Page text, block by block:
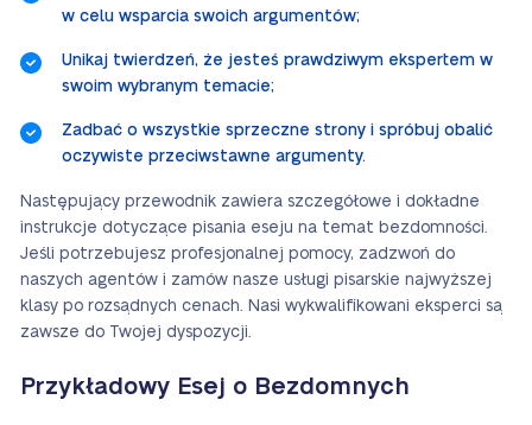
w celu wsparcia swoich argumentów;
Unikaj twierdzeń, że jesteś prawdziwym ekspertem w
swoim wybranym temacie;
Zadbać o wszystkie sprzeczne strony i spróbuj obalić
oczywiste przeciwstawne argumenty.
Następujący przewodnik zawiera szczegółowe i dokładne
instrukcje dotyczące pisania eseju na temat bezdomności.
Jeśli potrzebujesz profesjonalnej pomocy, zadzwoń do
naszych agentów i zamów nasze usługi pisarskie najwyższej
klasy po rozsądnych cenach. Nasi wykwalifikowani eksperci są
zawsze do Twojej dyspozycji.
Przykładowy Esej o Bezdomnych